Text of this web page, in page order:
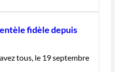
fidèle depuis
tous, le 19 septembre